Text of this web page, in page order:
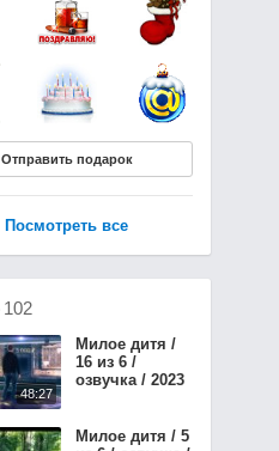
Отправить подарок
Посмотреть все
102
48:27
Милое дитя /
16 из 6 /
озвучка / 2023
криминал,
Милое дитя / 5